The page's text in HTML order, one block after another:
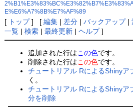
E%E6%A7%8B%E7%AF%89
[ トップ] [ 編集| 差分| バックアップ|
一覧| 検索| 最終更新| ヘルプ]
追加された行はこの色です。
削除された行はこの色です。
チュートリアル RによるShinyア
く。
チュートリアル RによるShinyア
分を削除